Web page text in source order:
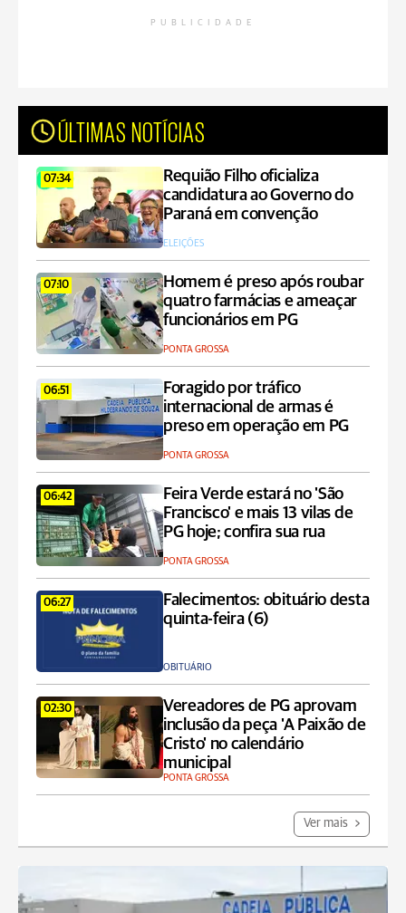
PUBLICIDADE
ÚLTIMAS NOTÍCIAS
07:34
Requião Filho oficializa
candidatura ao Governo do
Paraná em convenção
ELEIÇÕES
07:10
Homem é preso após roubar
quatro farmácias e ameaçar
funcionários em PG
PONTA GROSSA
06:51
Foragido por tráfico
internacional de armas é
preso em operação em PG
PONTA GROSSA
06:42
Feira Verde estará no 'São
Francisco' e mais 13 vilas de
PG hoje; confira sua rua
PONTA GROSSA
06:27
Falecimentos: obituário desta
quinta-feira (6)
OBITUÁRIO
02:30
Vereadores de PG aprovam
inclusão da peça 'A Paixão de
Cristo' no calendário
municipal
PONTA GROSSA
Ver mais